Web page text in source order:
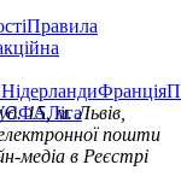
Правила
НідерландиФранція
Ліга
15, м. Львів,
пошти
медіа в Реєстрі